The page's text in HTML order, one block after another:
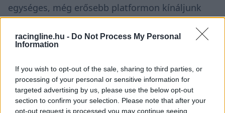
racingline.hu - Do Not Process My Personal
Information
If you wish to opt-out of the sale, sharing to third parties, or
processing of your personal or sensitive information for
targeted advertising by us, please use the below opt-out
section to confirm your selection. Please note that after your
opt-out request is processed you may continue seeing
egységes, még erősebb platformon kínáljunk
Forma–1-től a ralin át egészen a
könnyebben és gyorsabban érhetik el a
számukra fontos híreket, háttéranyagokat és
exkluzív tartalmakat.